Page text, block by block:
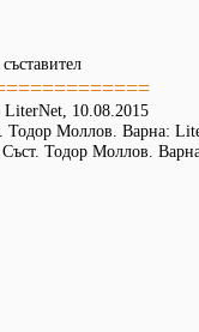
LiterNet, 10.08.2015
Тодор Моллов. Варна:
Тодор Моллов.